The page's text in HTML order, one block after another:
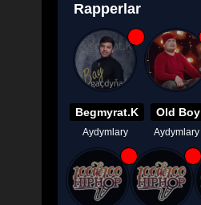
Rapperlar
Begmyrat.K
Aydymlary
Old Boy
Aydymlary